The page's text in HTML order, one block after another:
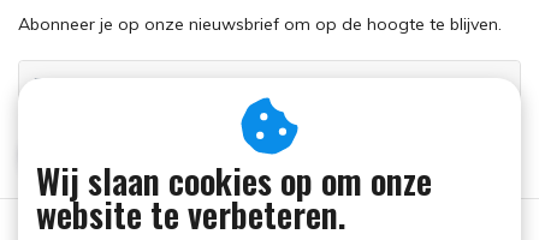
Abonneer je op onze nieuwsbrief om op de hoogte te blijven.
Wij slaan cookies op om onze
website te verbeteren.